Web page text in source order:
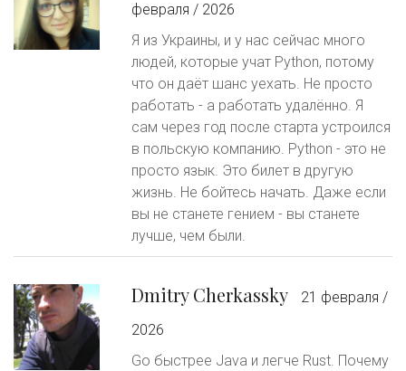
февраля / 2026
Я из Украины, и у нас сейчас много
людей, которые учат Python, потому
что он даёт шанс уехать. Не просто
работать - а работать удалённо. Я
сам через год после старта устроился
в польскую компанию. Python - это не
просто язык. Это билет в другую
жизнь. Не бойтесь начать. Даже если
вы не станете гением - вы станете
лучше, чем были.
Dmitry Cherkassky
21 февраля /
2026
Go быстрее Java и легче Rust. Почему